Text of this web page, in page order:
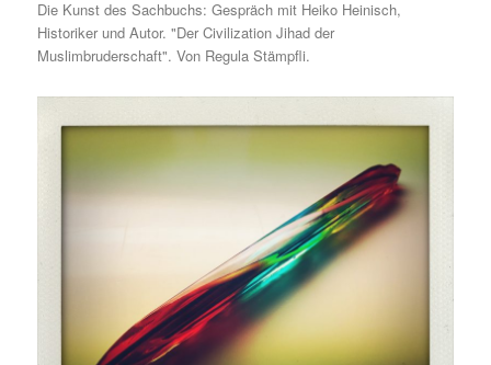
Die Kunst des Sachbuchs: Gespräch mit Heiko Heinisch,
Historiker und Autor. "Der Civilization Jihad der
Muslimbruderschaft". Von Regula Stämpfli.